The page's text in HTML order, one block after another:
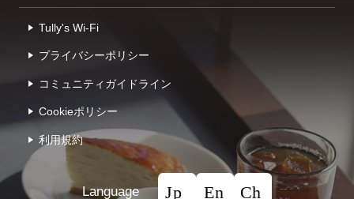
Tully's Wi-Fi
プライバシーポリシー
コミュニティガイドライン
Cookieポリシー
利⽤規約
Language